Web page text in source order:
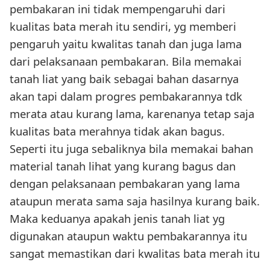
pembakaran ini tidak mempengaruhi dari
kualitas bata merah itu sendiri, yg memberi
pengaruh yaitu kwalitas tanah dan juga lama
dari pelaksanaan pembakaran. Bila memakai
tanah liat yang baik sebagai bahan dasarnya
akan tapi dalam progres pembakarannya tdk
merata atau kurang lama, karenanya tetap saja
kualitas bata merahnya tidak akan bagus.
Seperti itu juga sebaliknya bila memakai bahan
material tanah lihat yang kurang bagus dan
dengan pelaksanaan pembakaran yang lama
ataupun merata sama saja hasilnya kurang baik.
Maka keduanya apakah jenis tanah liat yg
digunakan ataupun waktu pembakarannya itu
sangat memastikan dari kwalitas bata merah itu